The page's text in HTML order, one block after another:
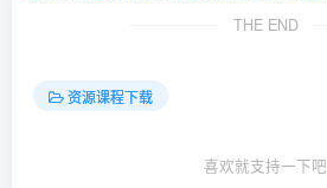
THE END
资源课程下载
喜欢就支持一下吧